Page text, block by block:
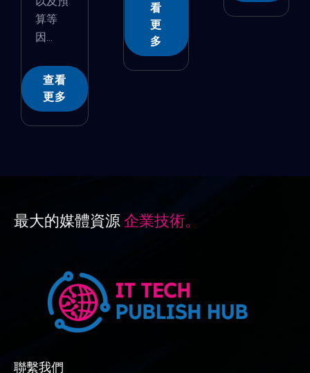
算等
因...
查看
更多
看
更
多
最大的媒體資源 企業技術。
聯繫我們